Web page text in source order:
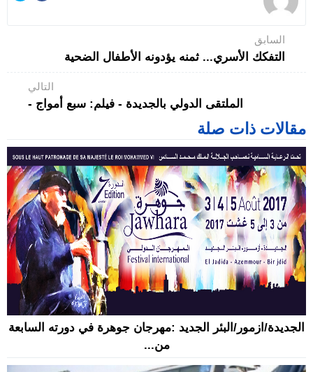
السابق
التفكك الأسري... ثمنه يؤدونه الأطفال الضحية
التالي
الملتقى الدولي بالجديدة - فيلم: سبع أمواج -
مقالات ذات صلة
الجديدة/ازمور/البئر الجديد :مهرجان جوهرة في دورته السابعة
من...